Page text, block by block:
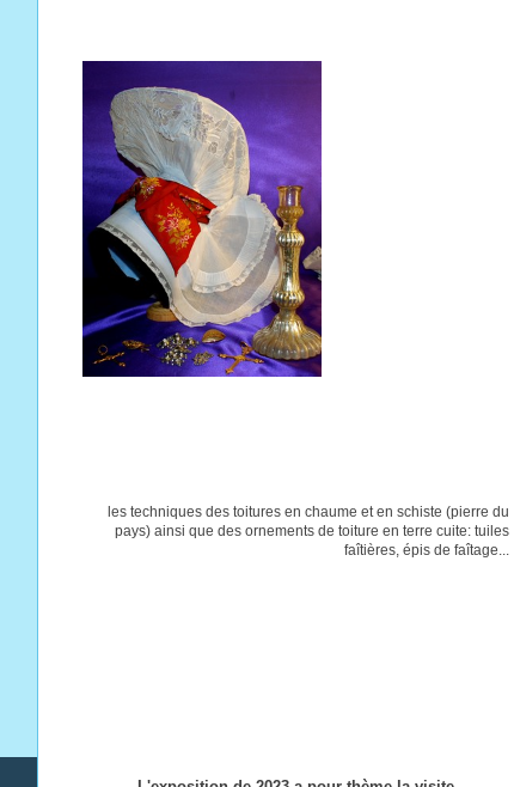
les techniques des toitures en chaume et en schiste (pierre du
pays) ainsi que des ornements de toiture en terre cuite: tuiles
faîtières, épis de faîtage...